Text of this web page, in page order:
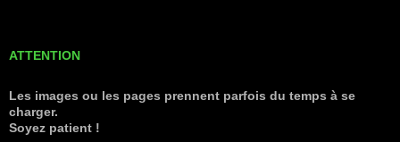
ATTENTION
Les images ou les pages prennent parfois du temps à se
charger.
Soyez patient !